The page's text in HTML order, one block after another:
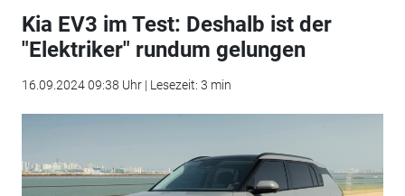
Kia EV3 im Test: Deshalb ist der
"Elektriker" rundum gelungen
16.09.2024 09:38 Uhr | Lesezeit: 3 min